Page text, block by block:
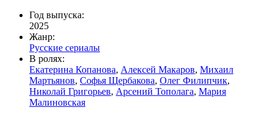
Год выпуска:
2025
Жанр:
Русские сериалы
В ролях:
Екатерина Копанова, Алексей Макаров, Михаил
Мартьянов, Софья Щербакова, Олег Филипчик,
Николай Григорьев, Арсений Тополага, Мария
Малиновская